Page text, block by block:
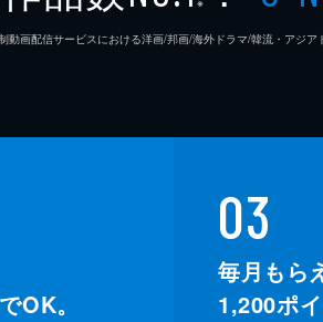
画配信サービスにおける洋画/邦画/海外ドラマ/韓流・アジア
OK。
03
毎月もら
1,200ポ